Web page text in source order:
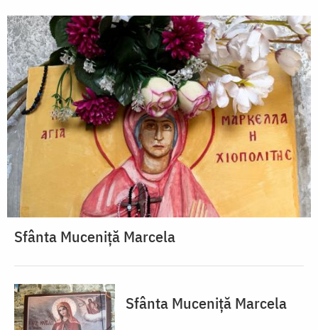
Sfânta Muceniță Marcela
Sfânta Muceniță Marcela